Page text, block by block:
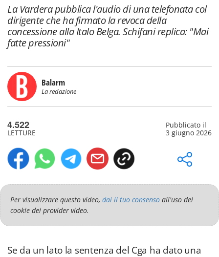
La Vardera pubblica l'audio di una telefonata col
dirigente che ha firmato la revoca della
concessione alla Italo Belga. Schifani replica: "Mai
fatte pressioni"
Balarm
La redazione
4.522
LETTURE
Pubblicato il
3 giugno 2026
Per visualizzare questo video, dai il tuo consenso all'uso dei
cookie dei provider video.
Se da un lato la sentenza del Cga ha dato una